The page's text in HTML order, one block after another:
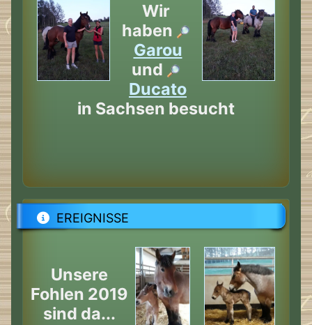
Wir
haben
Garou
und
Ducato
in Sachsen besucht
EREIGNISSE
Unsere
Fohlen 2019
sind da...